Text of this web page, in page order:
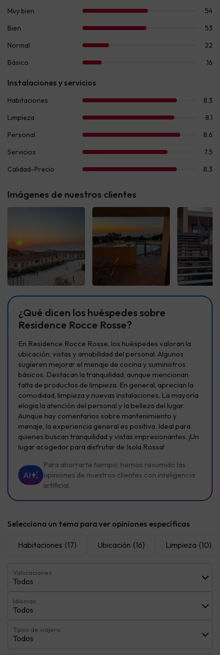
Imágenes de nuestros clientes
¿Qué dicen los huéspedes sobre
Residence Rocce Rosse?
En Residence Rocce Rosse, los huéspedes valoran la
ubicación, vistas y amabilidad del personal. Algunos
sugieren mejorar el menaje de cocina y suministros
básicos. Destacan la tranquilidad, aunque mencionan
falta de productos de limpieza. En general, aprecian la
comodidad, limpieza y nuevas instalaciones. La mayoría
elogia la atención del personal y la belleza del lugar.
Aunque hay comentarios sobre mantenimiento y
menaje, la experiencia general es positiva. Ideal para
quienes buscan tranquilidad y vistas impresionantes. ¡Un
lugar acogedor para disfrutar de Isola Rossa!
AI
Para ahorrarte tiempo, hemos resumido las
opiniones de nuestros clientes con inteligencia
artificial.
Selecciona un tema para ver opiniones específicas
Habitaciones (17) Ubicación (16) Limpieza (10)
Valoraciones
Todos
Idiomas
Todos
Tipos de viajero
Todos